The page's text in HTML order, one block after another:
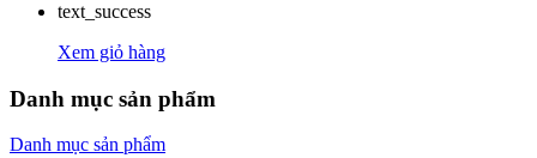
text_success
Xem giỏ hàng
Danh mục sản phẩm
Danh mục sản phẩm